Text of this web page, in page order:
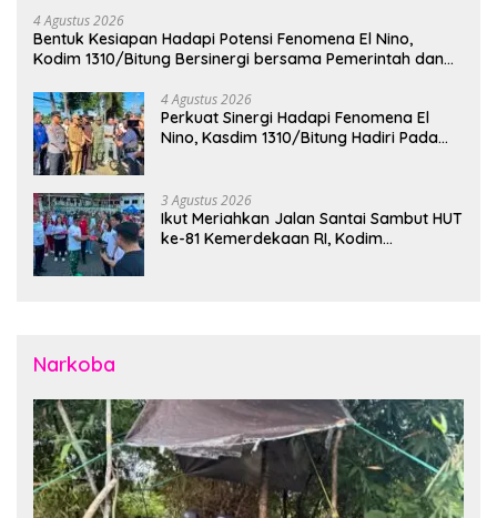
4 Agustus 2026
Bentuk Kesiapan Hadapi Potensi Fenomena El Nino,
Kodim 1310/Bitung Bersinergi bersama Pemerintah dan
Bencana
4 Agustus 2026
Perkuat Sinergi Hadapi Fenomena El
Nino, Kasdim 1310/Bitung Hadiri Pada
3 Agustus 2026
Ikut Meriahkan Jalan Santai Sambut HUT
ke-81 Kemerdekaan RI, Kodim
Narkoba